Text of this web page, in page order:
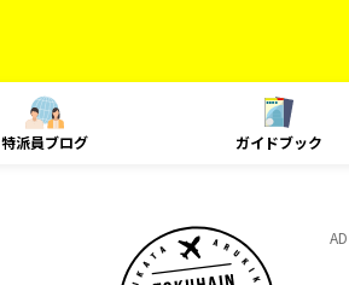
特派員ブログ ガイドブック
AD